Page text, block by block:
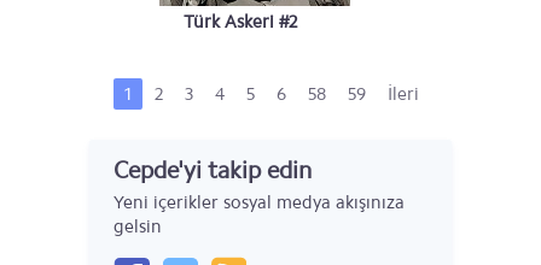
Türk Askeri #2
1 2 3 4 5 6 58 59 İleri
Cepde'yi takip edin
Yeni içerikler sosyal medya akışınıza
gelsin